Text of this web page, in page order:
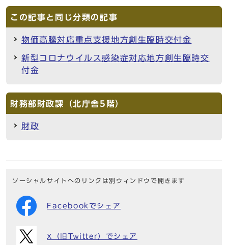
この記事と同じ分類の記事
物価高騰対応重点支援地方創生臨時交付金
新型コロナウイルス感染症対応地方創生臨時交
付金
財務部財政課（北庁舎5階）
財政
ソーシャルサイトへのリンクは別ウィンドウで開きます
Facebookでシェア
X（旧Twitter）でシェア